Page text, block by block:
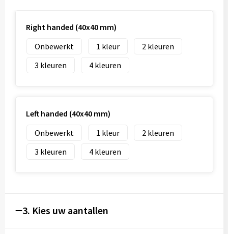
Right handed (40x40 mm)
Onbewerkt
1
2
3
4
Left handed (40x40 mm)
Onbewerkt
1
2
3
4
3. Kies uw aantallen